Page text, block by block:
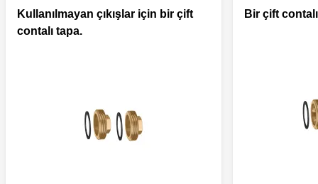
Kullanılmayan çıkışlar için bir çift
contalı tapa.
Bir çift